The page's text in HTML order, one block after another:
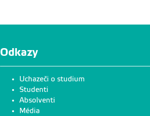
Odkazy
Uchazeči o studium
Studenti
Absolventi
Média